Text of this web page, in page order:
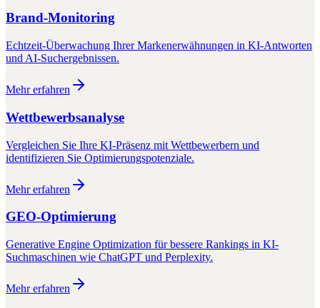
Brand-Monitoring
Echtzeit-Überwachung Ihrer Markenerwähnungen in KI-Antworten
und AI-Suchergebnissen.
Mehr erfahren
Wettbewerbsanalyse
Vergleichen Sie Ihre KI-Präsenz mit Wettbewerbern und
identifizieren Sie Optimierungspotenziale.
Mehr erfahren
GEO-Optimierung
Generative Engine Optimization für bessere Rankings in KI-
Suchmaschinen wie ChatGPT und Perplexity.
Mehr erfahren